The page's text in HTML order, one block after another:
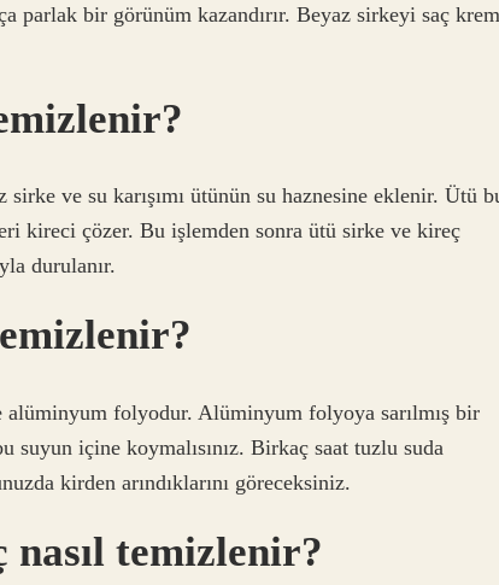
parlak bir görünüm kazandırır. Beyaz sirkeyi saç
ve su karışımı ütünün su haznesine eklenir. Ütü
kireci çözer. Bu işlemden sonra ütü sirke ve kireç
durulanır.
folyodur. Alüminyum folyoya sarılmış bir
suyun içine koymalısınız. Birkaç saat tuzlu suda
kirden arındıklarını göreceksiniz.
temizlenir?